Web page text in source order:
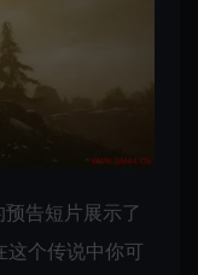
告短片展示了
这个传说中你可